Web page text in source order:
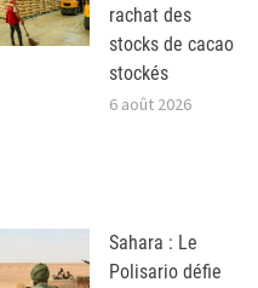
rachat des
stocks de cacao
stockés
6 août 2026
Sahara : Le
Polisario défie